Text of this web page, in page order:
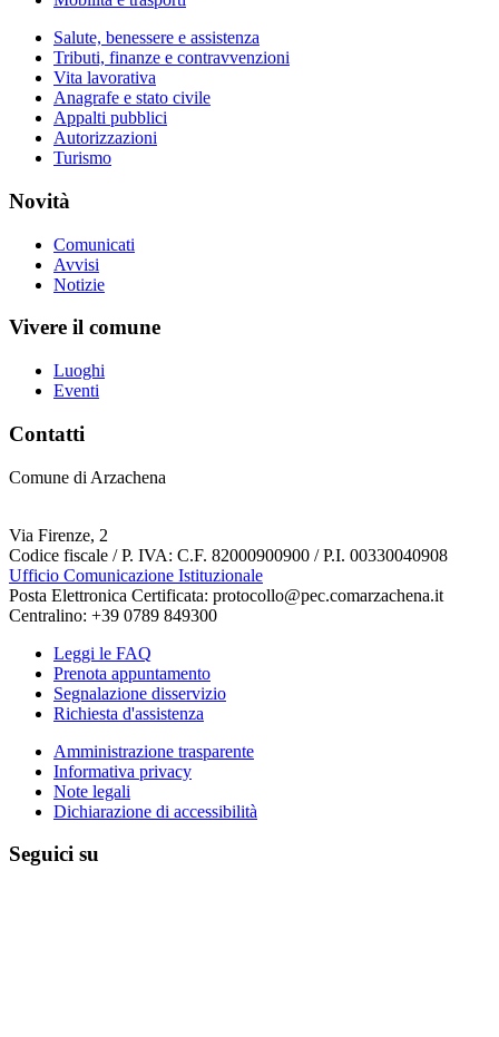
Salute, benessere e assistenza
Tributi, finanze e contravvenzioni
Vita lavorativa
Anagrafe e stato civile
Appalti pubblici
Autorizzazioni
Turismo
Novità
Comunicati
Avvisi
Notizie
Vivere il comune
Luoghi
Eventi
Contatti
Comune di Arzachena
Via Firenze, 2
Codice fiscale / P. IVA: C.F. 82000900900 / P.I. 00330040908
Ufficio Comunicazione Istituzionale
Posta Elettronica Certificata: protocollo@pec.comarzachena.it
Centralino: +39 0789 849300
Leggi le FAQ
Prenota appuntamento
Segnalazione disservizio
Richiesta d'assistenza
Amministrazione trasparente
Informativa privacy
Note legali
Dichiarazione di accessibilità
Seguici su